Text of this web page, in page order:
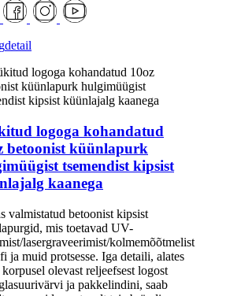
detail
logoga kohandatud
betoonist küünlapurk
tsemendist kipsist
kaanega
valmistatud betoonist kipsist
mis toetavad UV-
lasergraveerimist/kolmemõõtmelist
ja muid protsesse. Iga detaili, alates
olevast reljeefsest logost
ja pakkelindini, saab